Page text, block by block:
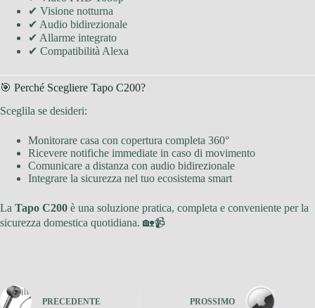
✔ Visione notturna
✔ Audio bidirezionale
✔ Allarme integrato
✔ Compatibilità Alexa
🎯 Perché Scegliere Tapo C200?
Sceglila se desideri:
Monitorare casa con copertura completa 360°
Ricevere notifiche immediate in caso di movimento
Comunicare a distanza con audio bidirezionale
Integrare la sicurezza nel tuo ecosistema smart
La Tapo C200 è una soluzione pratica, completa e conveniente per la
sicurezza domestica quotidiana. 🏡📹
PRECEDENTE PROSSIMO